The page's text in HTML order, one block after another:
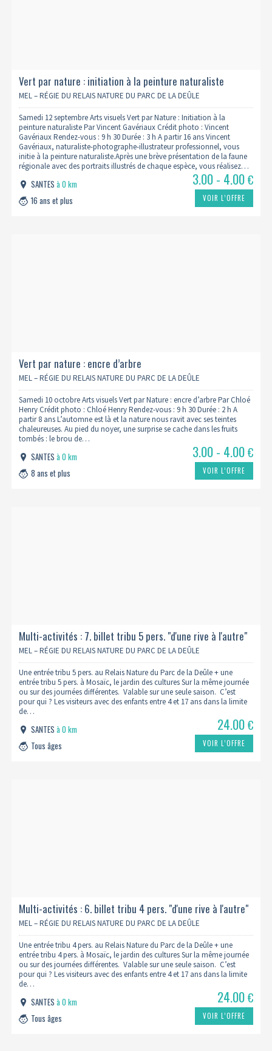
Vert par nature : initiation à la peinture naturaliste
MEL – RÉGIE DU RELAIS NATURE DU PARC DE LA DEÛLE
Samedi 12 septembre Arts visuels Vert par Nature : Initiation à la
peinture naturaliste Par Vincent Gavériaux Crédit photo : Vincent
Gavériaux Rendez-vous : 9 h 30 Durée : 3 h A partir 16 ans Vincent
Gavériaux, naturaliste-photographe-illustrateur professionnel, vous
initie à la peinture naturaliste.Après une brève présentation de la faune
régionale avec des portraits illustrés de chaque espèce, vous réalisez…
SANTESà 0 km
16 ans et plus
3.00 - 4.00€
VOIR L’OFFRE
Vert par nature : encre d’arbre
MEL – RÉGIE DU RELAIS NATURE DU PARC DE LA DEÛLE
Samedi 10 octobre Arts visuels Vert par Nature : encre d’arbre Par Chloé
Henry Crédit photo : Chloé Henry Rendez-vous : 9 h 30 Durée : 2 h A
partir 8 ans L’automne est là et la nature nous ravit avec ses teintes
chaleureuses. Au pied du noyer, une surprise se cache dans les fruits
tombés : le brou de…
SANTESà 0 km
8 ans et plus
3.00 - 4.00€
VOIR L’OFFRE
Multi-activités : 7. billet tribu 5 pers. "d'une rive à l'autre"
MEL – RÉGIE DU RELAIS NATURE DU PARC DE LA DEÛLE
Une entrée tribu 5 pers. au Relais Nature du Parc de la Deûle + une
entrée tribu 5 pers. à Mosaïc, le jardin des cultures Sur la même journée
ou sur des journées différentes. Valable sur une seule saison. C’est
pour qui ? Les visiteurs avec des enfants entre 4 et 17 ans dans la limite
de…
SANTESà 0 km
Tous âges
24.00€
VOIR L’OFFRE
Multi-activités : 6. billet tribu 4 pers. "d'une rive à l'autre"
MEL – RÉGIE DU RELAIS NATURE DU PARC DE LA DEÛLE
Une entrée tribu 4 pers. au Relais Nature du Parc de la Deûle + une
entrée tribu 4 pers. à Mosaïc, le jardin des cultures Sur la même journée
ou sur des journées différentes. Valable sur une seule saison. C’est
pour qui ? Les visiteurs avec des enfants entre 4 et 17 ans dans la limite
de…
SANTESà 0 km
Tous âges
24.00€
VOIR L’OFFRE